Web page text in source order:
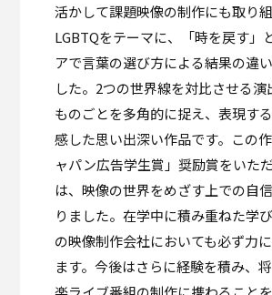
活かして課題映像の制作にも取り
LGBTQをテーマに、「時を戻す」
アで言葉の選び方による結果の違
した。2つの世界線を対比させる演
ものごとを多角的に捉え、表現す
感した思い出深い作品です。この
ャパン広告学生賞」奨励賞をいた
は、映像の世界をめざす上での自
りました。在学中に積み重ねた学
の映像制作会社においても必ず力
ます。今後はさらに経験を積み、